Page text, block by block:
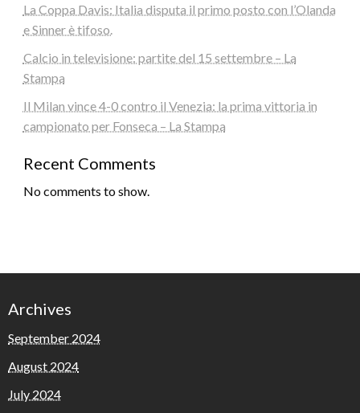
La Coppa Davis: Italia disputa il primo posto con l’Olanda
e Sinner è tifoso.
Calcio in televisione: partite del 15 settembre – La
Stampa
Il Milan vince 4-0 contro il Venezia: la prima vittoria in
campionato per Fonseca – La Stampa
Recent Comments
No comments to show.
Archives
September 2024
August 2024
July 2024